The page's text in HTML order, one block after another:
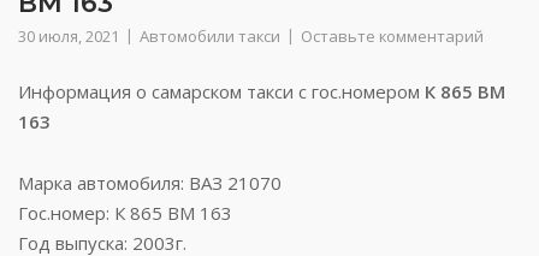
30 июля, 2021 Автомобили такси Оставьте комментарий
Информация о самарском такси с гос.номером К 865 ВМ
163
Марка автомобиля: ВАЗ 21070
Гос.номер: К 865 ВМ 163
Год выпуска: 2003г.